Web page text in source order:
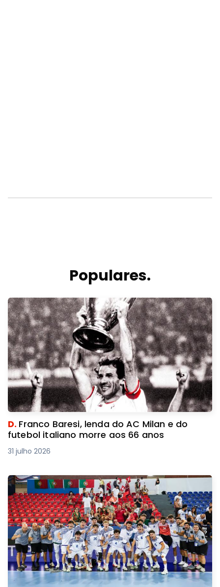
Populares.
D. Franco Baresi, lenda do AC Milan e do
futebol italiano morre aos 66 anos
31 julho 2026